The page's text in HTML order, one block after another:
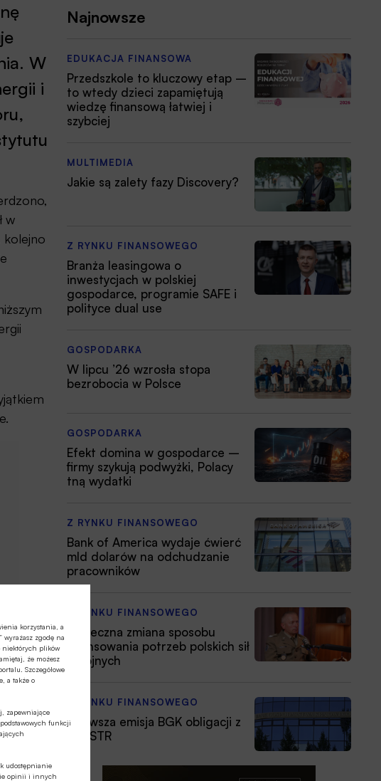
korzystania, a
wyrażasz zgodę na
niektórych plików
że możesz
Szczegółowe
a także o
zapewniające
funkcji
udostępnianie
opinii i innych
W
i
w
kolejno
Najnowsze
EDUKACJA FINANSOWA
Przedszkole to kluczowy etap –
to wtedy dzieci zapamiętują
wiedzę finansową łatwiej i
szybciej
MULTIMEDIA
Jakie są zalety fazy Discovery?
Z RYNKU FINANSOWEGO
Branża leasingowa o
inwestycjach w polskiej
gospodarce, programie SAFE i
polityce dual use
GOSPODARKA
W lipcu ’26 wzrosła stopa
bezrobocia w Polsce
GOSPODARKA
Efekt domina w gospodarce –
firmy szykują podwyżki, Polacy
tną wydatki
Z RYNKU FINANSOWEGO
Bank of America wydaje ćwierć
mld dolarów na odchudzanie
pracowników
Z RYNKU FINANSOWEGO
Konieczna zmiana sposobu
finansowania potrzeb polskich sił
zbrojnych
Z RYNKU FINANSOWEGO
Pierwsza emisja BGK obligacji z
POLSTR